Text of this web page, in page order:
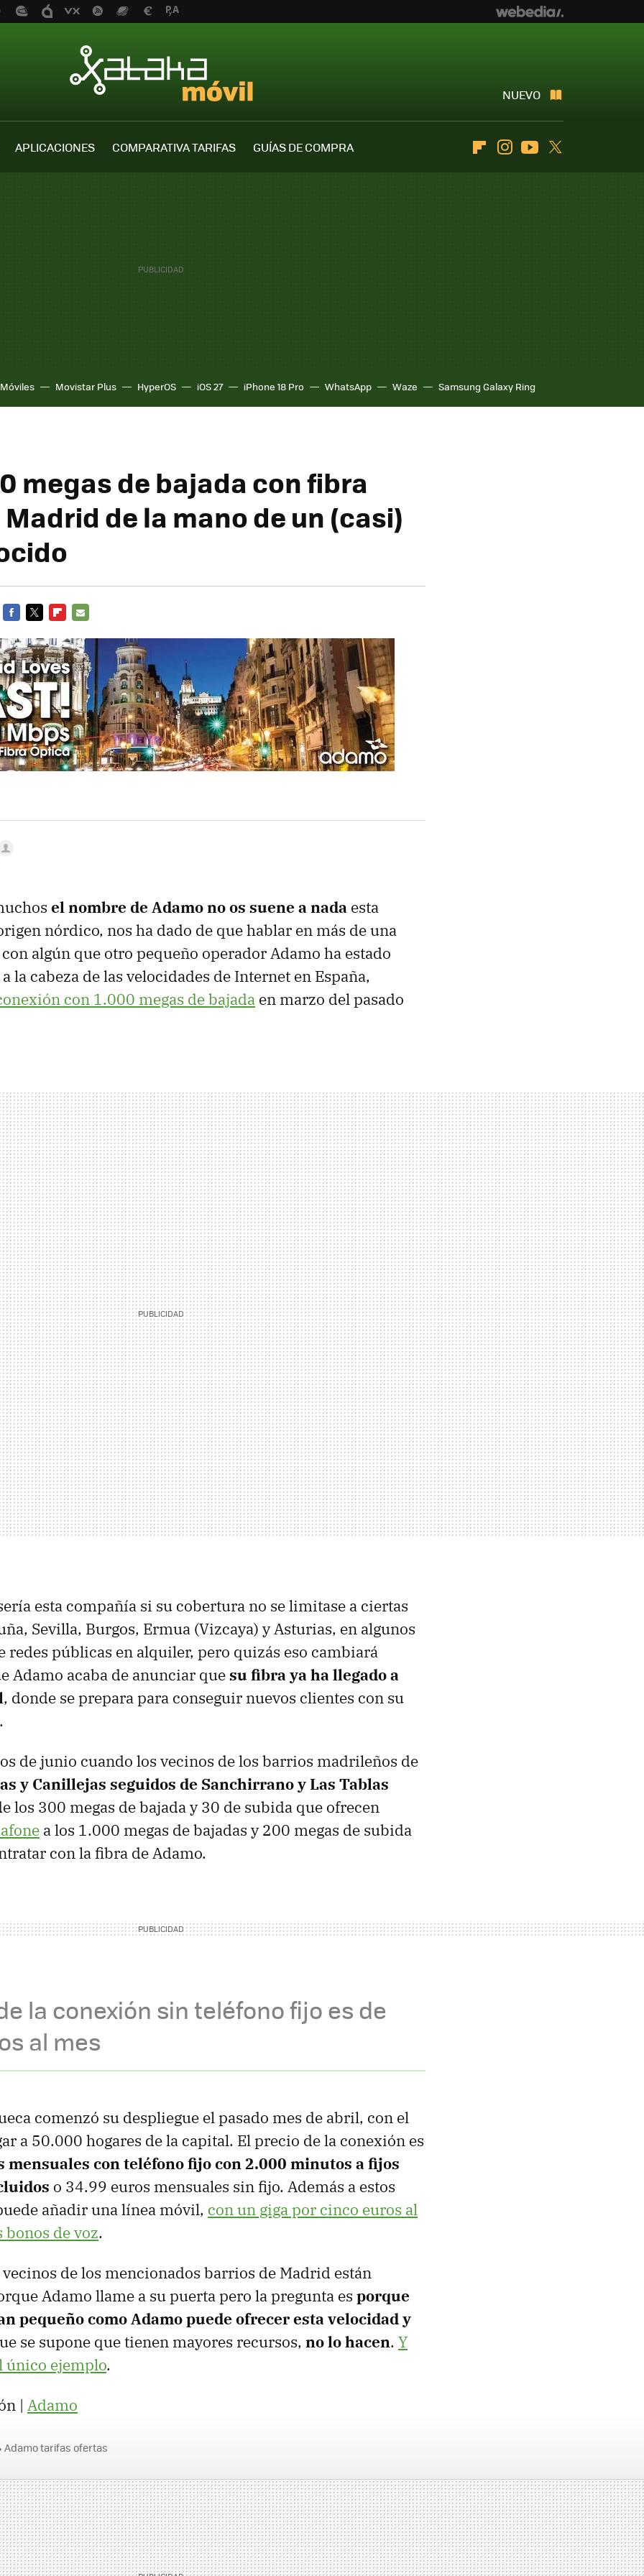
NUEVO
APLICACIONES COMPARATIVA TARIFAS
GUÍAS DE COMPRA
FlipboardInstagramYoutube
Móviles Movistar Plus HyperOS iOS 27 iPhone 18 Pro WhatsApp Waze Samsung Galaxy Ring
megas de bajada con fibra
de la mano de un (casi)
MAIL
el nombre de Adamo no os suene a nada esta
nórdico, nos ha dado de que hablar en más de una
algún que otro pequeño operador Adamo ha estado
la cabeza de las velocidades de Internet en España,
con 1.000 megas de bajada en marzo del pasado
esta compañía si su cobertura no se limitase a ciertas
Sevilla, Burgos, Ermua (Vizcaya) y Asturias, en algunos
redes públicas en alquiler, pero quizás eso cambiará
Adamo acaba de anunciar quesu fibra ya ha llegado a
, donde se prepara para conseguir nuevos clientes con su
de junio cuando los vecinos de los barrios madrileños de
y Canillejas seguidos de Sanchirrano y Las Tablas
los 300 megas de bajada y 30 de subida que ofrecen
a los 1.000 megas de bajadas y 200 megas de subida
con la fibra de Adamo.
la conexión sin teléfono fijo es de
al mes
comenzó su despliegue el pasado mes de abril, con el
a 50.000 hogares de la capital. El precio de la conexión es
mensuales con teléfono fijo con 2.000 minutos a fijos
o 34.99 euros mensuales sin fijo. Además a estos
añadir una línea móvil, con un giga por cinco euros al
de voz.
vecinos de los mencionados barrios de Madrid están
Adamo llame a su puerta pero la pregunta es porque
pequeño como Adamo puede ofrecer esta velocidad y
se supone que tienen mayores recursos, no lo hacen. Y
único ejemplo.
| Adamo
Adamo tarifas ofertas